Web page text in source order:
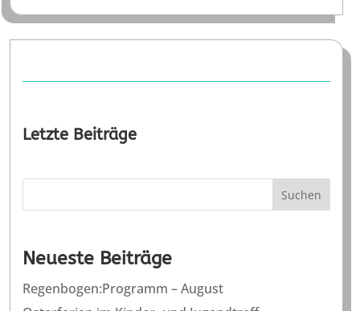
Letzte Beiträge
Suchen
Neueste Beiträge
Regenbogen:Programm – August